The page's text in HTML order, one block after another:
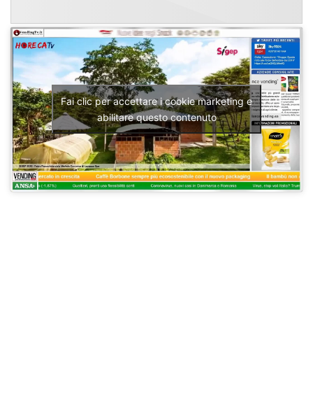
Fai clic per accettare i cookie marketing e
abilitare questo contenuto